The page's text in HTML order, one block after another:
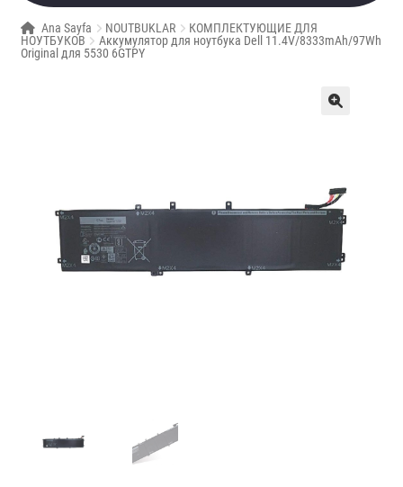
Ana Sayfa NOUTBUKLAR
КОМПЛЕКТУЮЩИЕ ДЛЯ
НОУТБУКОВ
Аккумулятор для ноутбука Dell 11.4V/8333mAh/97Wh
Original для 5530 6GTPY